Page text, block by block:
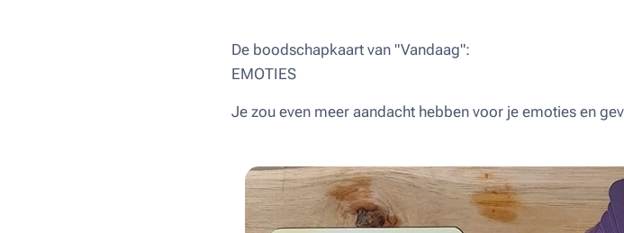
De boodschapkaart van "Vandaag":
EMOTIES
Je zou even meer aandacht hebben voor je emoties en